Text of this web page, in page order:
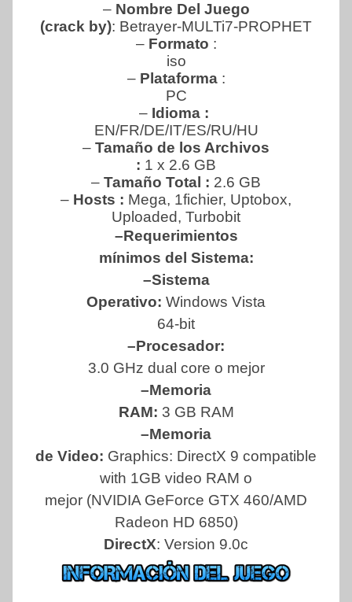
– Nombre Del Juego
(crack by): Betrayer-MULTi7-PROPHET
– Formato :
iso
– Plataforma :
PC
– Idioma :
EN/FR/DE/IT/ES/RU/HU
– Tamaño de los Archivos
: 1 x 2.6 GB
– Tamaño Total : 2.6 GB
– Hosts : Mega, 1fichier, Uptobox,
Uploaded, Turbobit
–Requerimientos
mínimos del Sistema:
–Sistema
Operativo: Windows Vista
64-bit
–Procesador:
3.0 GHz dual core o mejor
–Memoria
RAM: 3 GB RAM
–Memoria
de Video: Graphics: DirectX 9 compatible
with 1GB video RAM o
mejor (NVIDIA GeForce GTX 460/AMD
Radeon HD 6850)
DirectX: Version 9.0c